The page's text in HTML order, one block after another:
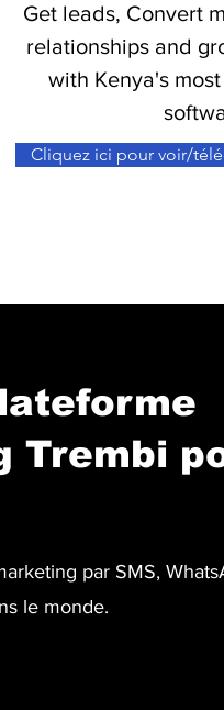
Get leads, Convert
relationships and
with Kenya's
Cliquez ici pour voir/
Trembi
par SMS,
le monde.